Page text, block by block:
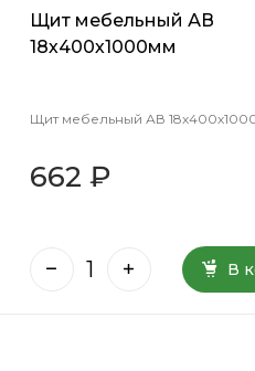
Щит мебельный АВ
18х400х1000мм
Щит мебельный АВ
662 ₽
В